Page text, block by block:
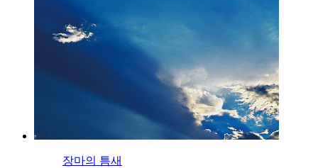
장마의 틈새